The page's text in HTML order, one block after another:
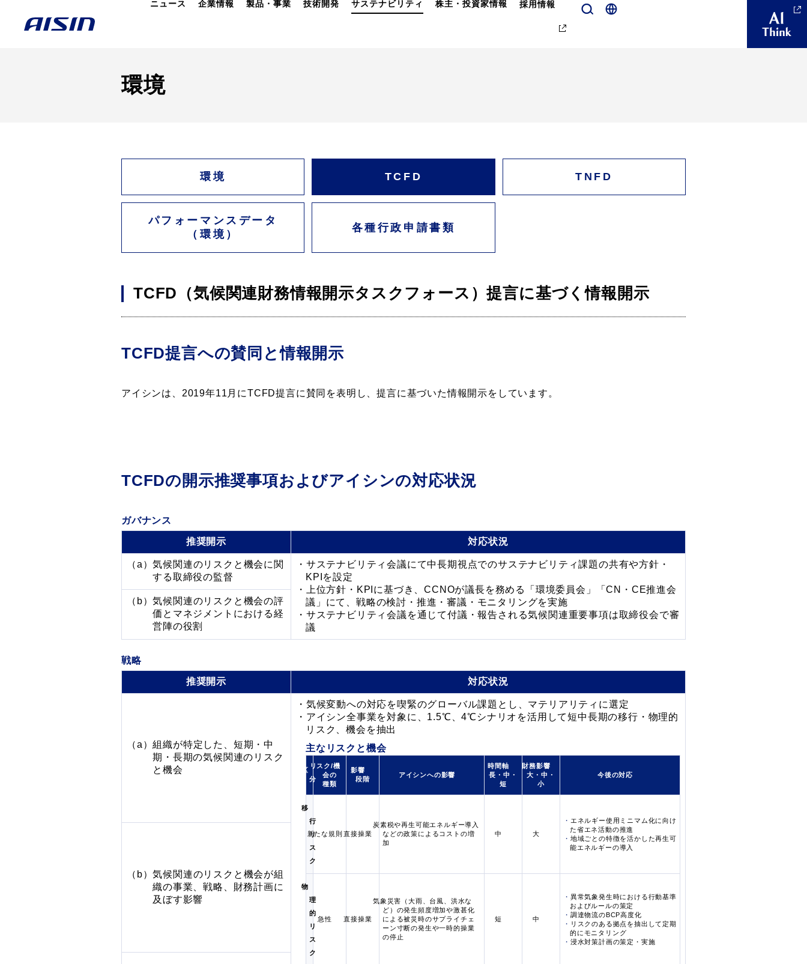
ニュース 企業情報 製品・事業 技術開発 サステナビリティ 株主・投資家情報 採用情報
環境
環境 TCFD TNFD
パフォーマンスデータ
（環境）
各種行政申請書類
TCFD（気候関連財務情報開示タスクフォース）提言に基づく情報開示
TCFD提言への賛同と情報開示
アイシンは、2019年11月にTCFD提言に賛同を表明し、提言に基づいた情報開示をしています。
TCFDの開示推奨事項およびアイシンの対応状況
ガバナンス
推奨開示 対応状況
（a）気候関連のリスクと機会に関
する取締役の監督
サステナビリティ会議にて中長期視点でのサステナビリティ課題の共有や方針・
KPIを設定
上位方針・KPIに基づき、CCNOが議長を務める「環境委員会」「CN・CE推進会
議」にて、戦略の検討・推進・審議・モニタリングを実施
サステナビリティ会議を通じて付議・報告される気候関連重要事項は取締役会で審
議
（b）気候関連のリスクと機会の評
価とマネジメントにおける経
営陣の役割
戦略
推奨開示 対応状況
（a）組織が特定した、短期・中
期・長期の気候関連のリスク
と機会
気候変動への対応を喫緊のグローバル課題とし、マテリアリティに選定
アイシン全事業を対象に、1.5℃、4℃シナリオを活用して短中長期の移行・物理的
リスク、機会を抽出
主なリスクと機会
区
分
リスク/機
会の
種類
影響
段階
アイシンへの影響
時間軸
長・中・
短
財務影響
大・中・
小
今後の対応
移
行
リ
ス
ク
新たな規則 直接操業
炭素税や再生可能エネルギー導入
などの政策によるコストの増
加
中 大
エネルギー使用ミニマム化に向け
た省エネ活動の推進
地域ごとの特徴を活かした再生可
能エネルギーの導入
物
理
的
リ
ス
ク
急性 直接操業
気象災害
（大雨、台風、洪水な
ど） の発生頻度増加や激甚化
による被災時のサプライチェ
ーン寸断の発生や一時的操業
の停止
短 中
異常気象発生時における行動基準
およびルールの策定
調達物流のBCP高度化
リスクのある拠点を抽出して定期
的にモニタリング
浸水対策計画の策定・実施
（b）気候関連のリスクと機会が組
織の事業、戦略、財務計画に
及ぼす影響